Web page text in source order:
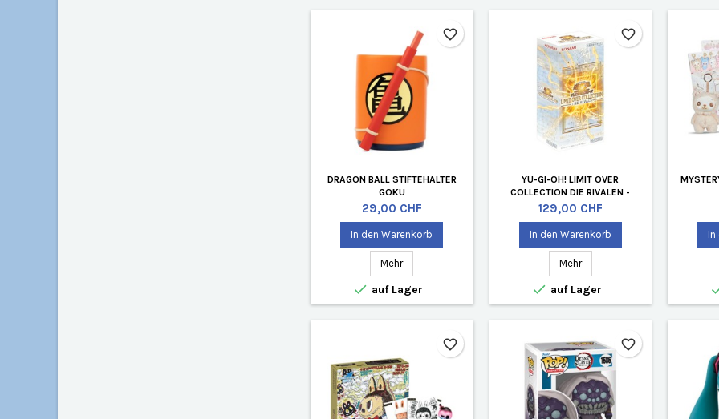
DRAGON BALL STIFTEHALTER
GOKU
Preis
29,00 CHF
In den Warenkorb
Mehr
 auf Lager
favorite_border
YU-GI-OH! LIMIT OVER
COLLECTION DIE RIVALEN -
JAPANISCHE BOOSTERBOX
Preis
129,00 CHF
In den Warenkorb
Mehr
 auf Lager
favorite_border
In
favorite_border favorite_border